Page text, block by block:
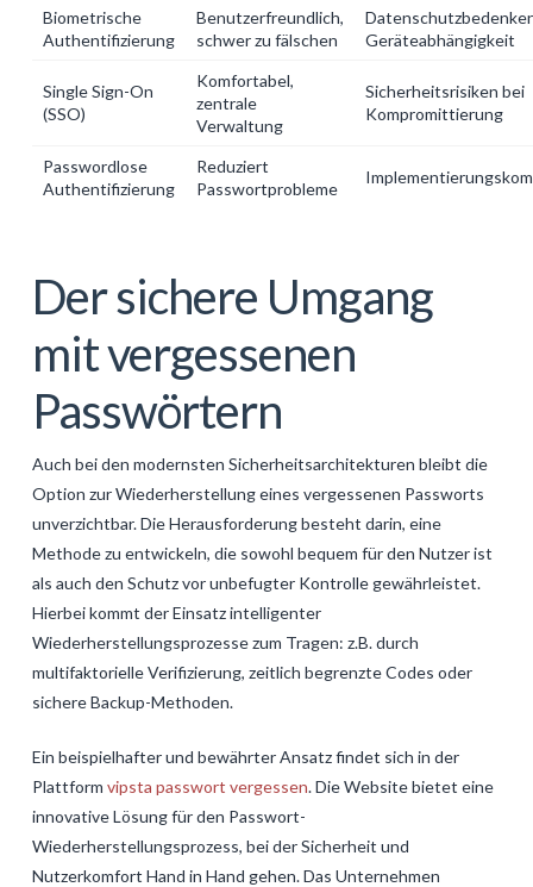
Biometrische
Authentifizierung
Benutzerfreundlich,
schwer zu fälschen
Geräteabhängigkeit
Single Sign-On
(SSO)
Komfortabel,
zentrale
Verwaltung
Sicherheitsrisiken bei
Kompromittierung
Passwordlose
Authentifizierung
Reduziert
Passwortprobleme
Der sichere Umgang
mit vergessenen
Passwörtern
Auch bei den modernsten Sicherheitsarchitekturen bleibt die
Option zur Wiederherstellung eines vergessenen Passworts
unverzichtbar. Die Herausforderung besteht darin, eine
Methode zu entwickeln, die sowohl bequem für den Nutzer ist
als auch den Schutz vor unbefugter Kontrolle gewährleistet.
Hierbei kommt der Einsatz intelligenter
Wiederherstellungsprozesse zum Tragen: z.B. durch
multifaktorielle Verifizierung, zeitlich begrenzte Codes oder
sichere Backup-Methoden.
Ein beispielhafter und bewährter Ansatz findet sich in der
Plattform vipsta passwort vergessen. Die Website bietet eine
innovative Lösung für den Passwort-
Wiederherstellungsprozess, bei der Sicherheit und
Nutzerkomfort Hand in Hand gehen. Das Unternehmen